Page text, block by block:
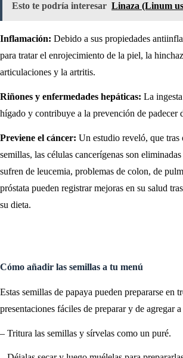
Esto te podría interesar Linaza (Linum
Inflamación: Debido a sus propiedades
para tratar el enrojecimiento de la piel, la
articulaciones y la artritis.
Riñones y enfermedades hepáticas: La
hígado y contribuye a la prevención de padecer
Previene el cáncer: Un estudio reveló, que tras
semillas, las células cancerígenas son
sufren de leucemia, problemas de colon, de
próstata pueden registrar mejoras en su salud
su dieta.
Cómo añadir las semillas a tu menú
Estas semillas de papaya pueden prepararse en
presentaciones fáciles de preparar y de agregar
– Tritura las semillas y sírvelas como un puré.